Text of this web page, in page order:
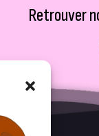
Retrouver